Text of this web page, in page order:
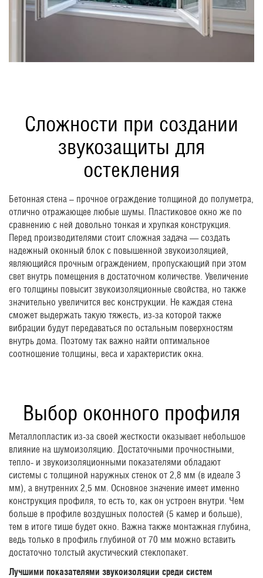
Сложности при создании
звукозащиты для
остекления
Бетонная стена – прочное ограждение толщиной до полуметра,
отлично отражающее любые шумы. Пластиковое окно же по
сравнению с ней довольно тонкая и хрупкая конструкция.
Перед производителями стоит сложная задача — создать
надежный оконный блок с повышенной звукоизоляцией,
являющийся прочным ограждением, пропускающий при этом
свет внутрь помещения в достаточном количестве. Увеличение
его толщины повысит звукоизоляционные свойства, но также
значительно увеличится вес конструкции. Не каждая стена
сможет выдержать такую тяжесть, из-за которой также
вибрации будут передаваться по остальным поверхностям
внутрь дома. Поэтому так важно найти оптимальное
соотношение толщины, веса и характеристик окна.
Выбор оконного профиля
Металлопластик из-за своей жесткости оказывает небольшое
влияние на шумоизоляцию. Достаточными прочностными,
тепло- и звукоизоляционными показателями обладают
системы с толщиной наружных стенок от 2,8 мм (в идеале 3
мм), а внутренних 2,5 мм. Основное значение имеет именно
конструкция профиля, то есть то, как он устроен внутри. Чем
больше в профиле воздушных полостей (5 камер и больше),
тем в итоге тише будет окно. Важна также монтажная глубина,
ведь только в профиль глубиной от 70 мм можно вставить
достаточно толстый акустический стеклопакет.
Лучшими показателями звукоизоляции среди систем